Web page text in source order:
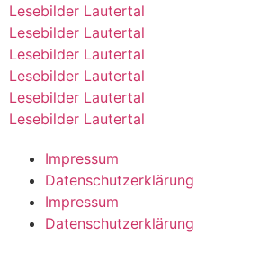
Lesebilder Lautertal
Lesebilder Lautertal
Lesebilder Lautertal
Lesebilder Lautertal
Lesebilder Lautertal
Lesebilder Lautertal
Impressum
Datenschutzerklärung
Impressum
Datenschutzerklärung